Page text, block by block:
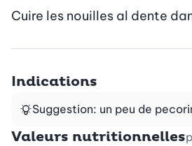
Cuire les nouilles al dente
Indications
Suggestion: un peu de
Valeurs nutritionnelles